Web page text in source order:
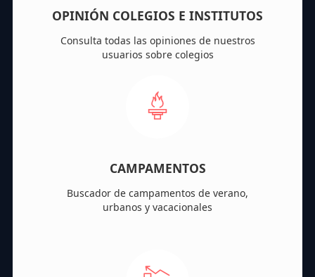
OPINIÓN COLEGIOS E INSTITUTOS
Consulta todas las opiniones de nuestros
usuarios sobre colegios
CAMPAMENTOS
Buscador de campamentos de verano,
urbanos y vacacionales